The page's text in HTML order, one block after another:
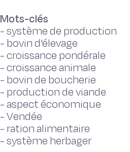
Mots-clés
-système de production
- bovin d'élevage
-croissance pondérale
-croissance animale
- bovin de boucherie
- production de viande
- aspect économique
-Vendée
- ration alimentaire
-système herbager